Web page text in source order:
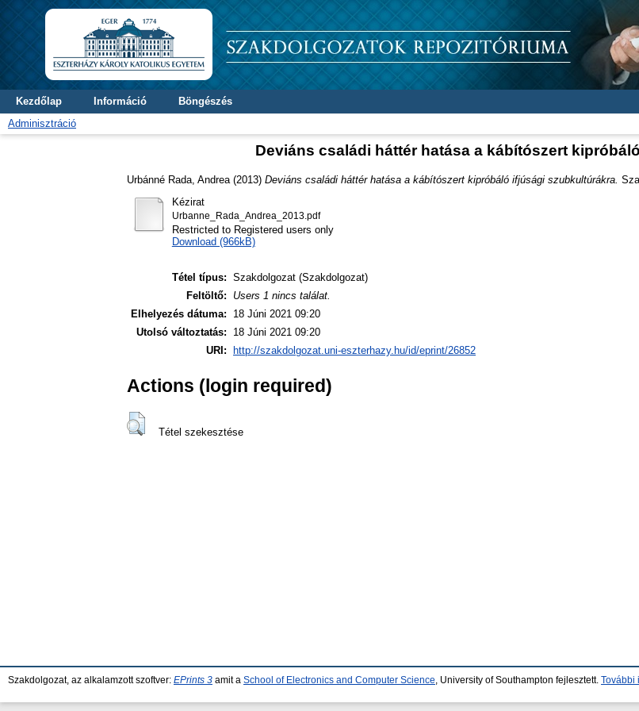
Kezdőlap Információ
Böngészés
Adminisztráció
Deviáns családi háttér hatása a kábítószert
Urbánné Rada, Andrea (2013) Deviáns családi háttér hatása a kábítószert kipróbáló ifjúsági szubkultúrákra.
Kézirat
Urbanne_Rada_Andrea_2013.pdf
Restricted to Registered users only
Download (966kB)
Tétel típus: Szakdolgozat (Szakdolgozat)
Feltöltő:
Users 1 nincs találat.
Elhelyezés dátuma:
18 Júni 2021 09:20
Utolsó változtatás:
18 Júni 2021 09:20
URI:
http://szakdolgozat.uni-eszterhazy.hu/id/eprint/26852
Actions (login required)
Tétel szekesztése
Szakdolgozat, az alkalamzott szoftver: EPrints 3 amit a School of Electronics and Computer Science , University of Southampton fejlesztett. További